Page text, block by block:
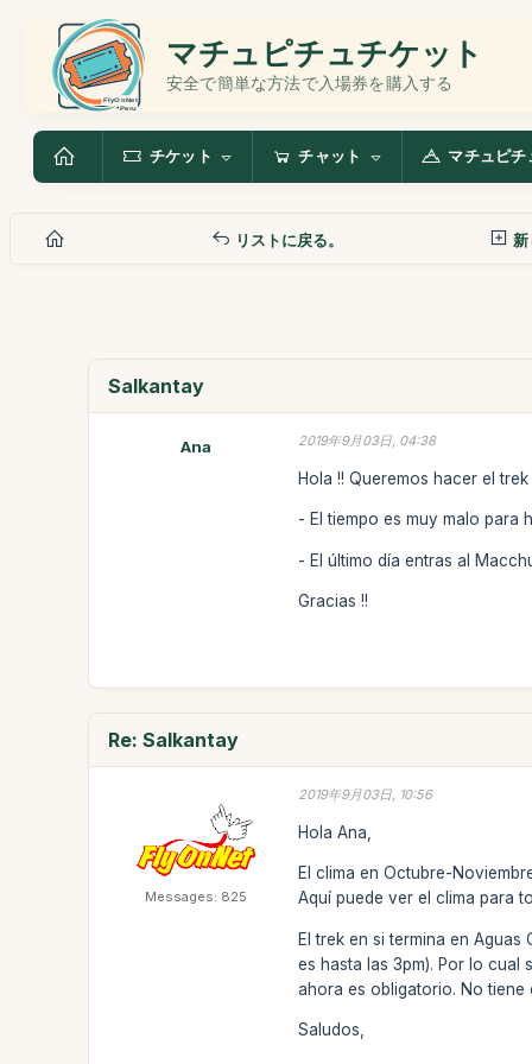
マチュピチュチケット
安全で簡単な方法で入場券を購入する
チケット チャット マチュピチ
リストに戻る。 新
Salkantay
Ana 2019年9月03日, 04:38
Hola !! Queremos hacer el
- El tiempo es muy malo
- El último día entras al
Gracias !!
Re: Salkantay
Messages: 825
2019年9月03日, 10:56
Hola Ana,
El clima en Octubre-
Aquí puede ver el clima para
El trek en si termina en
es hasta las 3pm). Por lo cual
ahora es obligatorio. No
Saludos,